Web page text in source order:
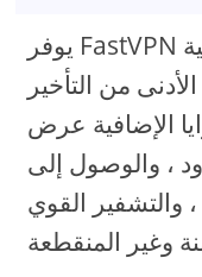
يوفر FastVPN خوادم محسنة للاتصالات عالية
من التأخير
الإضافية عرض
، والوصول إلى
والتشفير القوي